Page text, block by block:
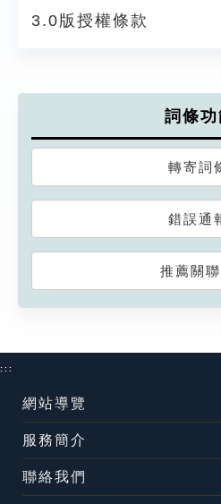
3.0版授權條款
詞條功
轉寄詞
錯誤通
推薦關
:::
網站導覽
服務簡介
聯絡我們